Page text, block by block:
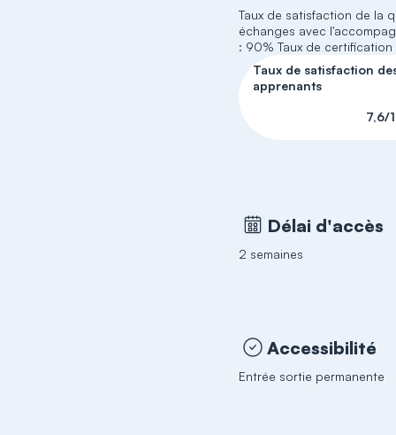
Taux de satisfaction de la
échanges avec
: 90% Taux de certification
Taux de satisfaction
apprenants
7,6/
Délai d'accès
2 semaines
Accessibilité
Entrée sortie permanente